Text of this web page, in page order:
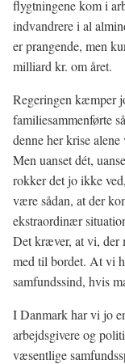
flygtningene kom i
indvandrere i al
er prangende, men
milliard kr. om året.
Regeringen kæmper
familiesammenførte
denne her krise
Men uanset dét,
rokker det jo ikke
være sådan, at der
ekstraordinær
Det kræver, at vi, der
med til bordet. At vi
samfundssind, hvis
I Danmark har vi jo
arbejdsgivere og
væsentlige